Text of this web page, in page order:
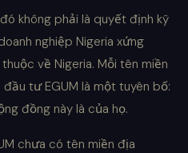
không phải là quyết định kỹ
nghiệp Nigeria xứng
về Nigeria. Mỗi tên miền
tư EGUM là một tuyên bố:
đồng này là của họ.
chưa có tên miền địa